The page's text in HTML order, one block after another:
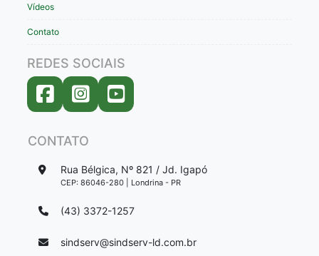
Vídeos
Contato
REDES SOCIAIS
CONTATO
Rua Bélgica, Nº 821 / Jd. Igapó
CEP: 86046-280 | Londrina - PR
(43) 3372-1257
sindserv@sindserv-ld.com.br